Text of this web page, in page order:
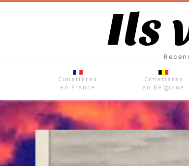
Ils
Cimetières
en France
Cimetières
en Belgique